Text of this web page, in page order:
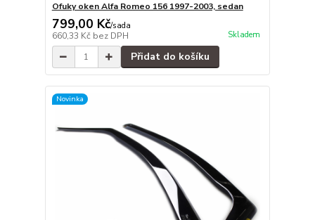
Ofuky oken Alfa Romeo 156 1997-2003, sedan
799,00 Kč/sada
660,33 Kč bez DPH Skladem
Přidat do košíku
Novinka